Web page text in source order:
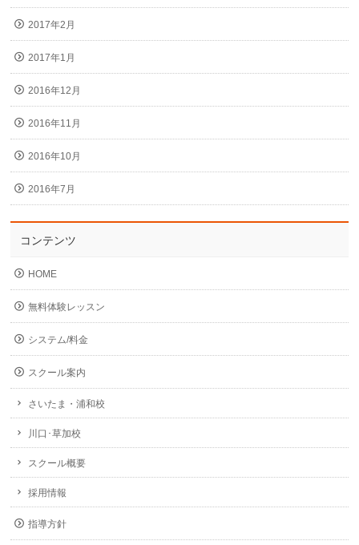
2017年2月
2017年1月
2016年12月
2016年11月
2016年10月
2016年7月
コンテンツ
HOME
無料体験レッスン
システム/料金
スクール案内
さいたま・浦和校
川口･草加校
スクール概要
採用情報
指導方針